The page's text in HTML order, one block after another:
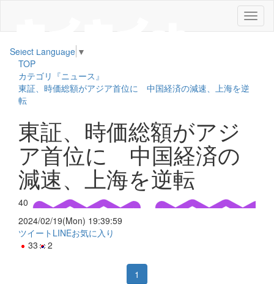
メ
ニ
Select Language ▼
TOP
カテゴリ『ニュース』
東証、時価総額がアジア首位に 中国経済の減速、上海を逆
転
東証、時価総額がアジ
ア首位に 中国経済の
減速、上海を逆転
40
2024/02/19(Mon) 19:39:59
ツイート LINEお気に入り
33
2
1